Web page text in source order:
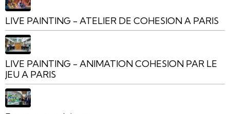
LIVE PAINTING - ATELIER DE COHESION A PARIS
LIVE PAINTING - ANIMATION COHESION PAR LE
JEU A PARIS